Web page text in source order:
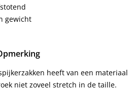
gewicht
heeft van een materiaal
niet zoveel stretch in de taille.